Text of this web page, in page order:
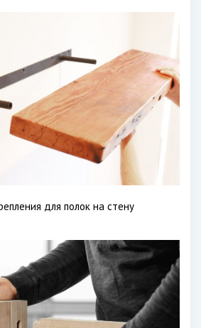
для полок на стену